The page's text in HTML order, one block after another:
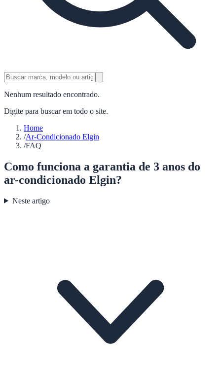
Nenhum resultado encontrado.
Digite para buscar em todo o site.
Home
/Ar-Condicionado Elgin
/FAQ
Como funciona a garantia de 3 anos do
ar-condicionado Elgin?
Neste artigo